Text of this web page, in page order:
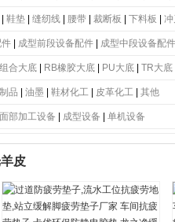
|鞋垫 |缝纫线 腰带 |裁断板 |下料板 |
|其他成型前段设备配件 成型中段设备配
组合大底 RB橡胶大底 PU大底 |TR大底
|PP大底| SBR大底| PC大底| 软木大底
品 |油墨 |鞋材化工 皮革化工 |其他
面部加工设备 成型设备 |单机设备
皮